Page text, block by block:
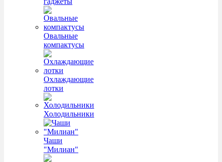
Овальные
компактусы
Охлаждающие
лотки
Холодильники
Чаши
"Милиан"